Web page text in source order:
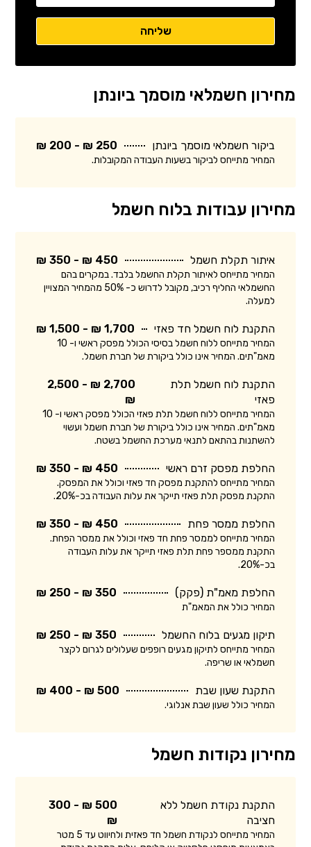
מחירון חשמלאי מוסמך ביונתן
ביקור חשמלאי מוסמך ביונתן 250 ₪ - 200 ₪
המחיר מתייחס לביקור בשעות העבודה המקובלות.
מחירון עבודות בלוח חשמל
איתור תקלת חשמל 450 ₪ - 350 ₪
המחיר מתייחס לאיתור תקלת החשמל בלבד. במקרים בהם
החשמלאי החליף רכיב, מקובל לדרוש כ- 50% מהמחיר המצויין
למעלה.
התקנת לוח חשמל חד פאזי 1,700 ₪ - 1,500 ₪
המחיר מתייחס ללוח חשמל בסיסי הכולל מפסק ראשי ו- 10
מאמ"תים. המחיר אינו כולל ביקורת של חברת חשמל.
התקנת לוח חשמל תלת
פאזי
2,700 ₪ - 2,500
₪
המחיר מתייחס ללוח חשמל תלת פאזי הכולל מפסק ראשי ו- 10
מאמ"תים. המחיר אינו כולל ביקורת של חברת חשמל ועשוי
להשתנות בהתאם לתנאי מערכת החשמל בשטח.
החלפת מפסק זרם ראשי 450 ₪ - 350 ₪
המחיר מתייחס להתקנת מפסק חד פאזי וכולל את המפסק.
התקנת מפסק תלת פאזי תייקר את עלות העבודה בכ-20%.
החלפת ממסר פחת 450 ₪ - 350 ₪
המחיר מתייחס לממסר פחת חד פאזי וכולל את ממסר הפחת.
התקנת ממספר פחת תלת פאזי תייקר את עלות העבודה
בכ-20%.
החלפת מאמ"ת (פקק) 350 ₪ - 250 ₪
המחיר כולל את המאמ"ת
תיקון מגעים בלוח החשמל 350 ₪ - 250 ₪
המחיר מתייחס לתיקון מגעים רופפים שעלולים לגרום לקצר
חשמלאי או שריפה.
התקנת שעון שבת 500 ₪ - 400 ₪
המחיר כולל שעון שבת אנלוגי.
מחירון נקודות חשמל
התקנת נקודת חשמל ללא
חציבה
500 ₪ - 300
₪
המחיר מתייחס לנקודת חשמל חד פאזית ולחיווט עד 5 מטר